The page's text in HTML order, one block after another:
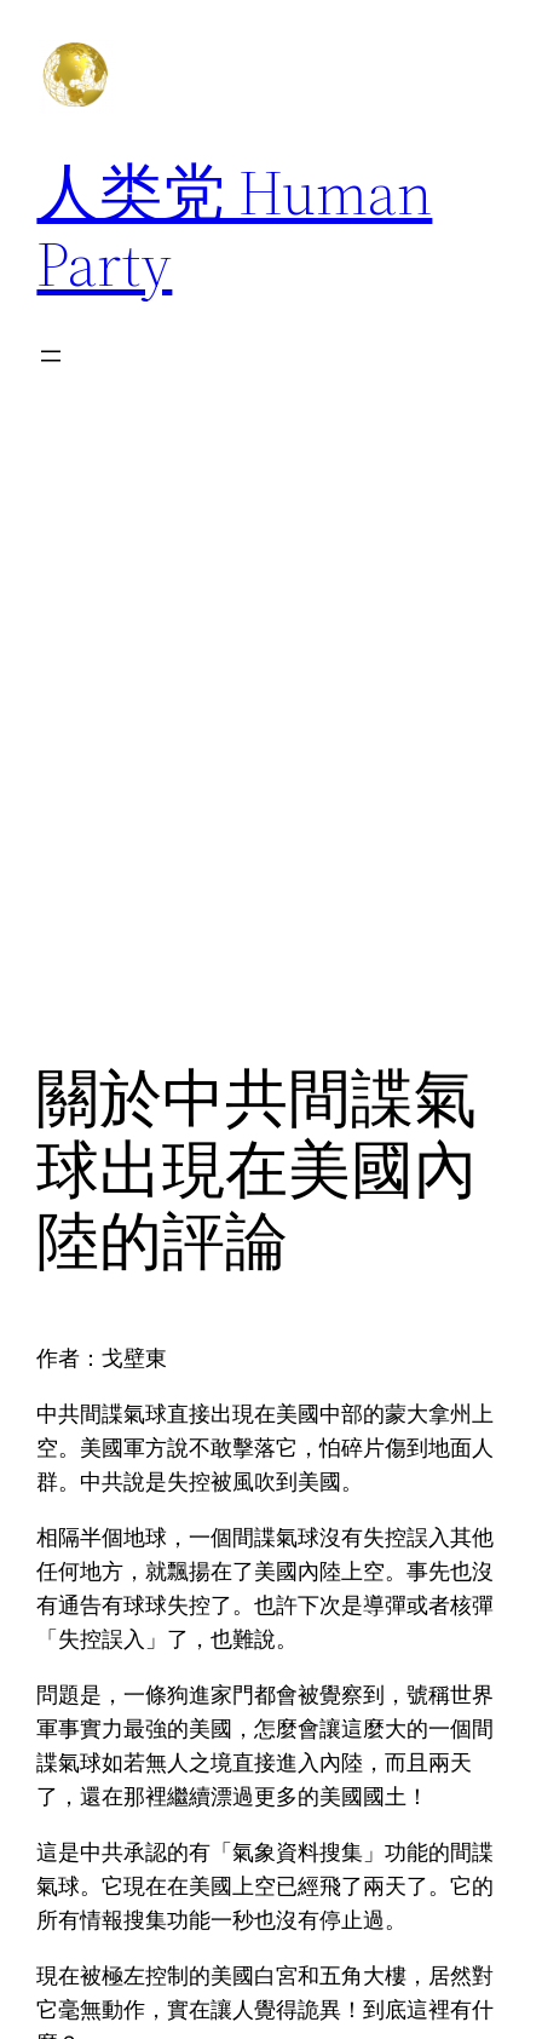
人类党 Human
Party
關於中共間諜氣
球出現在美國內
陸的評論
作者：戈壁東
中共間諜氣球直接出現在美國中部的蒙大拿州上
空。美國軍方說不敢擊落它，怕碎片傷到地面人
群。中共說是失控被風吹到美國。
相隔半個地球，一個間諜氣球沒有失控誤入其他
任何地方，就飄揚在了美國內陸上空。事先也沒
有通告有球球失控了。也許下次是導彈或者核彈
「失控誤入」了，也難說。
問題是，一條狗進家門都會被覺察到，號稱世界
軍事實力最強的美國，怎麼會讓這麼大的一個間
諜氣球如若無人之境直接進入內陸，而且兩天
了，還在那裡繼續漂過更多的美國國土！
這是中共承認的有「氣象資料搜集」功能的間諜
氣球。它現在在美國上空已經飛了兩天了。它的
所有情報搜集功能一秒也沒有停止過。
現在被極左控制的美國白宮和五角大樓，居然對
它毫無動作，實在讓人覺得詭異！到底這裡有什